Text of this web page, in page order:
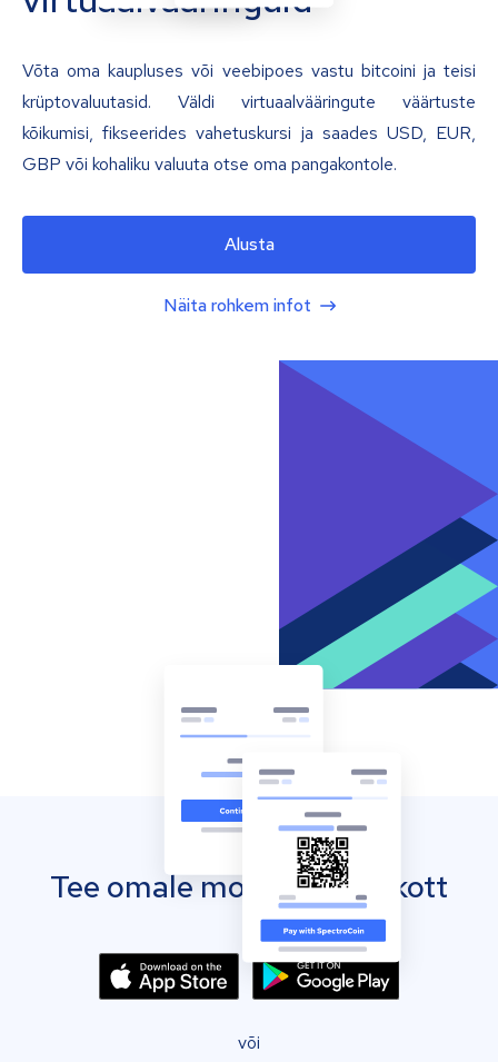
Võta oma kaupluses või veebipoes vastu bitcoini ja teisi
krüptovaluutasid. Väldi virtuaalvääringute väärtuste
kõikumisi, fikseerides vahetuskursi ja saades USD, EUR,
GBP või kohaliku valuuta otse oma pangakontole.
Alusta
Näita rohkem infot
Tee omale mobiilne rahakott
või